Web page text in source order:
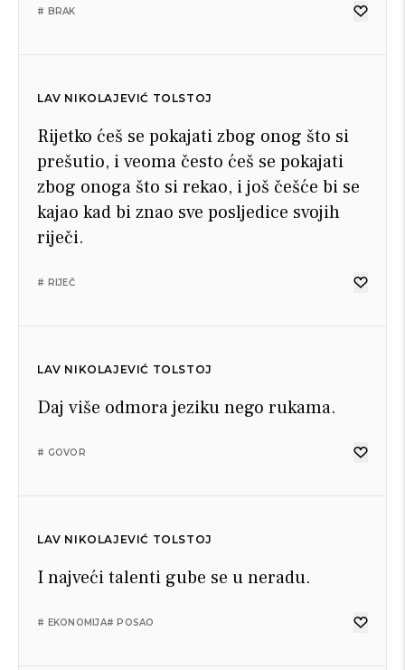
# BRAK
LAV NIKOLAJEVIĆ TOLSTOJ
Rijetko ćeš se pokajati zbog onog što si
prešutio, i veoma često ćeš se pokajati
zbog onoga što si rekao, i još češće bi se
kajao kad bi znao sve posljedice svojih
riječi.
# RIJEČ
LAV NIKOLAJEVIĆ TOLSTOJ
Daj više odmora jeziku nego rukama.
# GOVOR
LAV NIKOLAJEVIĆ TOLSTOJ
I najveći talenti gube se u neradu.
# EKONOMIJA# POSAO